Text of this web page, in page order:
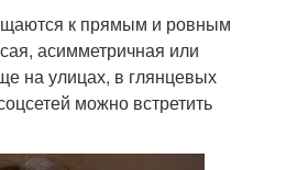
к прямым и ровным
асимметричная или
на улицах, в глянцевых
можно встретить